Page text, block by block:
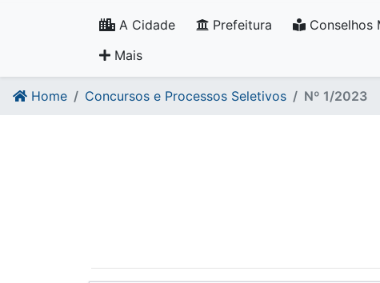
A Cidade Prefeitura Conselhos
Mais
Home Concursos e Processos Seletivos Nº 1/2023